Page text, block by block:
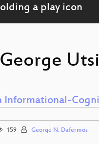
Informational-
159 George N. Dafermos